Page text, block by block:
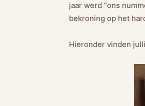
jaar werd “ons
bekroning op het
Hieronder vinden